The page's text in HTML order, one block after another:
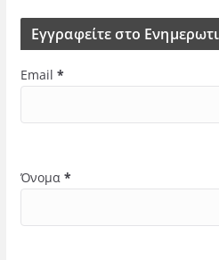
Εγγραφείτε στο
Email *
Όνομα *